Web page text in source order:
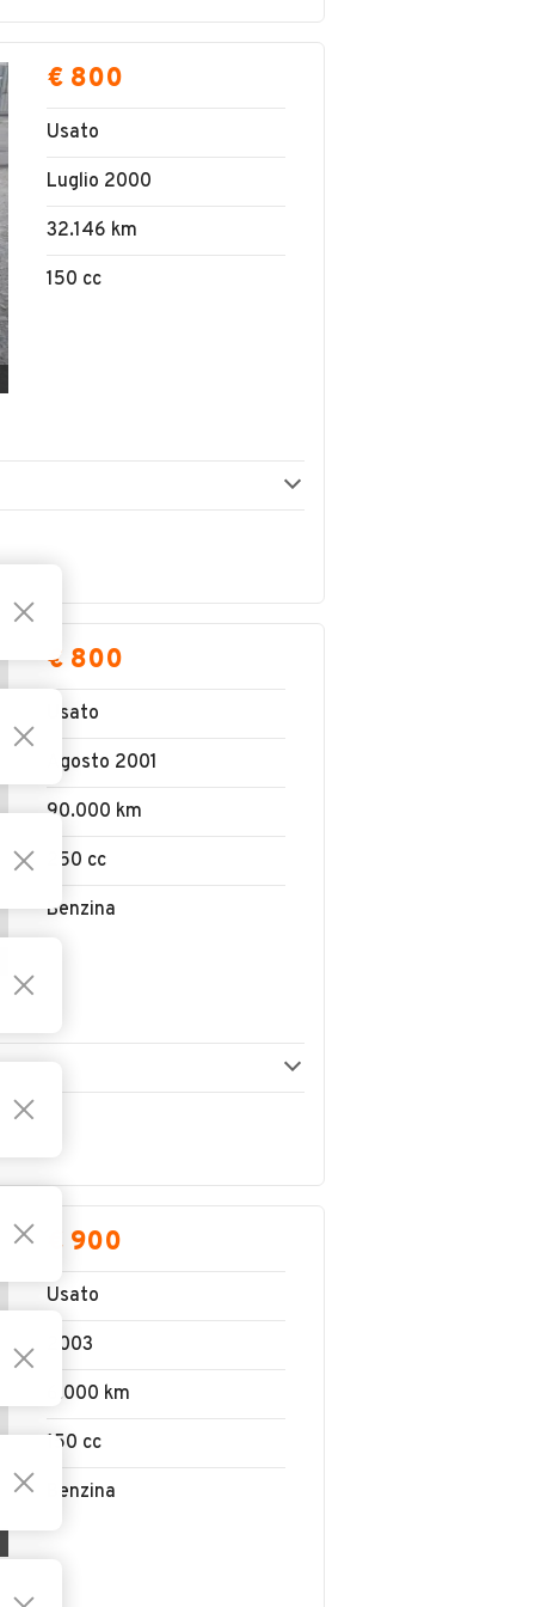
€ 800
Usato
Luglio 2000
32.146 km
150 cc
€ 800
Usato
Agosto 2001
90.000 km
250 cc
Benzina
€ 900
Usato
2003
6.000 km
150 cc
Benzina